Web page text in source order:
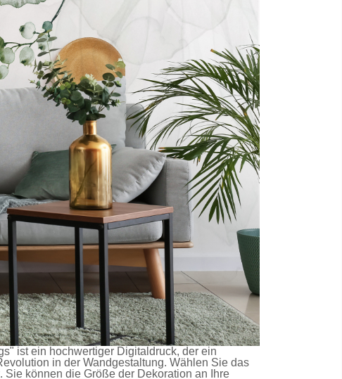
ist ein hochwertiger Digitaldruck, der ein
in der Wandgestaltung. Wählen Sie das
können die Größe der Dekoration an Ihre